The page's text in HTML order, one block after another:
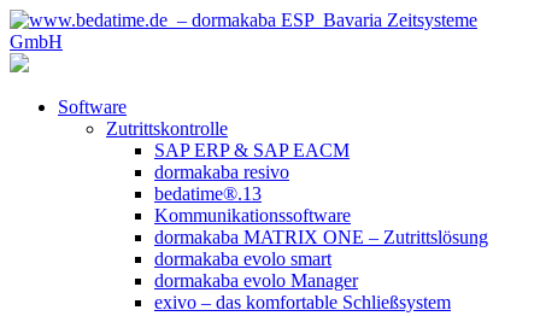
Software
Zutrittskontrolle
SAP ERP & SAP EACM
dormakaba resivo
bedatime®.13
Kommunikationssoftware
dormakaba MATRIX ONE – Zutrittslösung
dormakaba evolo smart
dormakaba evolo Manager
exivo – das komfortable Schließsystem